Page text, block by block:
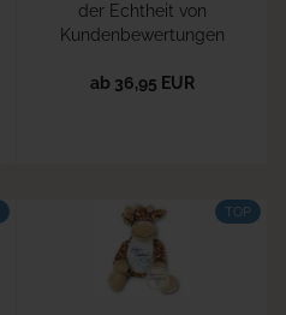
der Echtheit von
Kundenbewertungen
ab 36,95 EUR
TOP